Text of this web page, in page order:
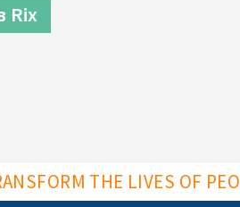
Rix
THE LIVES OF